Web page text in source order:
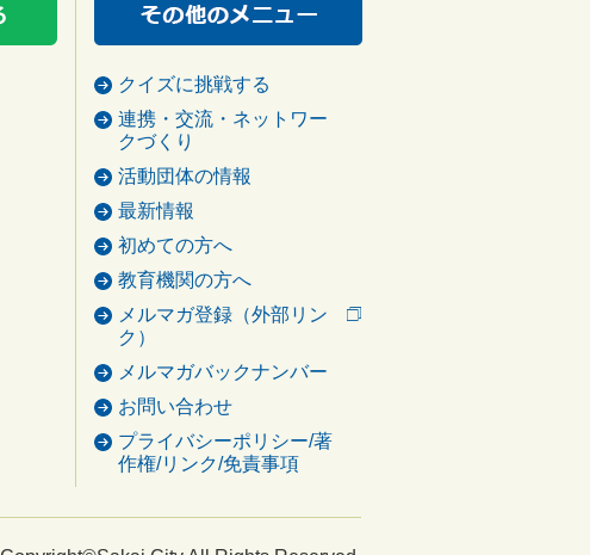
クイズに挑戦する
連携・交流・ネットワー
クづくり
活動団体の情報
最新情報
初めての方へ
教育機関の方へ
メルマガ登録（外部リン
ク）
メルマガバックナンバー
お問い合わせ
プライバシーポリシー/著
作権/リンク/免責事項